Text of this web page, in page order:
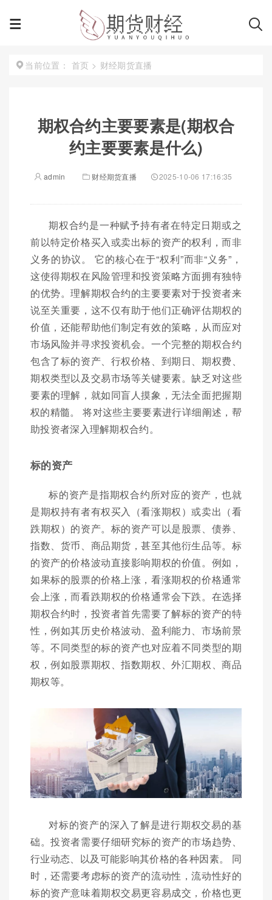
当前位置： 首页 > 财经期货直播
期权合约主要要素是(期权合
约主要要素是什么)
admin 财经期货直播 2025-10-06 17:16:35
期权合约是一种赋予持有者在特定日期或之
前以特定价格买入或卖出标的资产的权利，而非
义务的协议。 它的核心在于“权利”而非“义务”，
这使得期权在风险管理和投资策略方面拥有独特
的优势。理解期权合约的主要要素对于投资者来
说至关重要，这不仅有助于他们正确评估期权的
价值，还能帮助他们制定有效的策略，从而应对
市场风险并寻求投资机会。一个完整的期权合约
包含了标的资产、行权价格、到期日、期权费、
期权类型以及交易市场等关键要素。缺乏对这些
要素的理解，就如同盲人摸象，无法全面把握期
权的精髓。 将对这些主要要素进行详细阐述，帮
助投资者深入理解期权合约。
标的资产
标的资产是指期权合约所对应的资产，也就
是期权持有者有权买入（看涨期权）或卖出（看
跌期权）的资产。标的资产可以是股票、债券、
指数、货币、商品期货，甚至其他衍生品等。标
的资产的价格波动直接影响期权的价值。例如，
如果标的股票的价格上涨，看涨期权的价格通常
会上涨，而看跌期权的价格通常会下跌。在选择
期权合约时，投资者首先需要了解标的资产的特
性，例如其历史价格波动、盈利能力、市场前景
等。不同类型的标的资产也对应着不同类型的期
权，例如股票期权、指数期权、外汇期权、商品
期权等。
对标的资产的深入了解是进行期权交易的基
础。投资者需要仔细研究标的资产的市场趋势、
行业动态、以及可能影响其价格的各种因素。 同
时，还需要考虑标的资产的流动性，流动性好的
标的资产意味着期权交易更容易成交，价格也更